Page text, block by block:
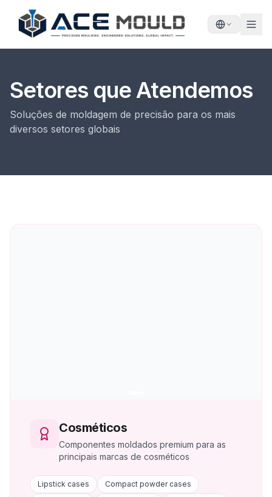
Setores que Atendemos
Soluções de moldagem de precisão para os mais
diversos setores globais
Cosméticos
Componentes moldados premium para as
principais marcas de cosméticos
Lipstick cases
Compact powder cases